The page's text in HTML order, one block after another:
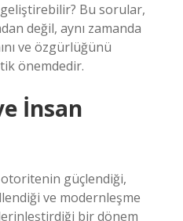
Bu sorular,
değil, aynı zamanda
ve özgürlüğünü
önemdedir.
İnsan
güçlendiği,
ve modernleşme
bir dönem